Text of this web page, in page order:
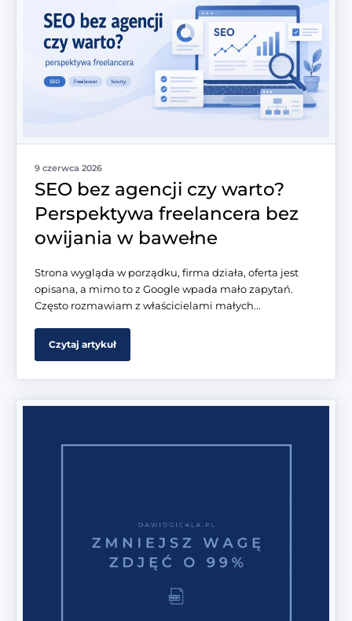
9 czerwca 2026
SEO bez agencji czy warto?
Perspektywa freelancera bez
owijania w bawełne
Strona wygląda w porządku, firma działa, oferta jest
opisana, a mimo to z Google wpada mało zapytań.
Często rozmawiam z właścicielami małych...
Czytaj artykuł